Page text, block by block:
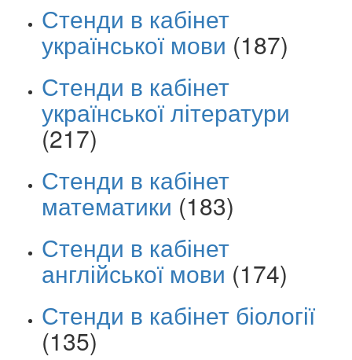
Стенди в кабінет
української мови (187)
Стенди в кабінет
української літератури
(217)
Стенди в кабінет
математики (183)
Стенди в кабінет
англійської мови (174)
Стенди в кабінет біології
(135)